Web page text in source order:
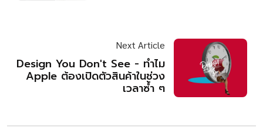
Next Article
Design You Don't See - ทำไม
Apple ต้องเปิดตัวสินค้าในช่วง
เวลาซ้ำ ๆ